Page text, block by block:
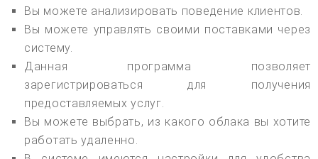
Вы можете анализировать поведение клиентов.
Вы можете управлять своими поставками через
систему.
Данная программа позволяет
зарегистрироваться для получения
предоставляемых услуг.
Вы можете выбрать, из какого облака вы хотите
работать удаленно.